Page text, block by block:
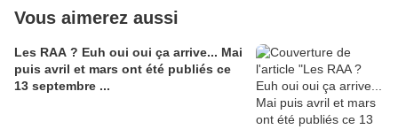
Vous aimerez aussi
Les RAA ? Euh oui oui ça arrive... Mai
puis avril et mars ont été publiés ce
13 septembre ...